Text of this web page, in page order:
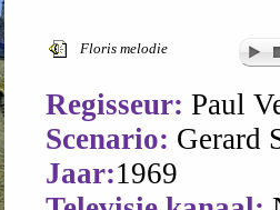
Floris melodie
Regisseur: Paul
Scenario: Gerard
Jaar:1969